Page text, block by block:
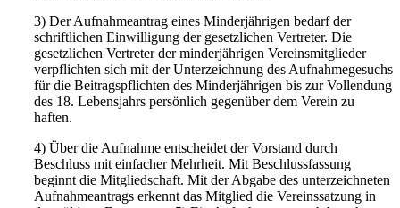
3) Der Aufnahmeantrag eines Minderjährigen bedarf der
schriftlichen Einwilligung der gesetzlichen Vertreter. Die
gesetzlichen Vertreter der minderjährigen Vereinsmitglieder
verpflichten sich mit der Unterzeichnung des Aufnahmegesuchs
für die Beitragspflichten des Minderjährigen bis zur Vollendung
des 18. Lebensjahrs persönlich gegenüber dem Verein zu
haften.
4) Über die Aufnahme entscheidet der Vorstand durch
Beschluss mit einfacher Mehrheit. Mit Beschlussfassung
beginnt die Mitgliedschaft. Mit der Abgabe des unterzeichneten
Aufnahmeantrags erkennt das Mitglied die Vereinssatzung in